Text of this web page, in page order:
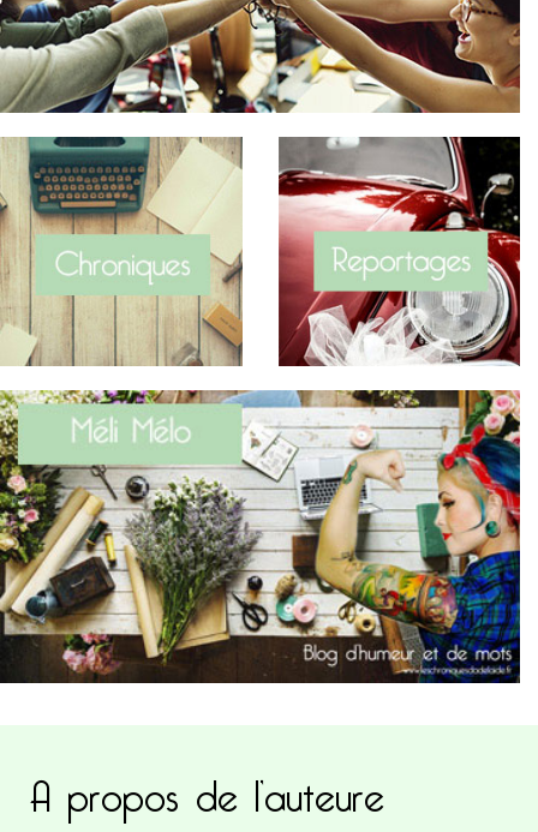
A propos de l’auteure